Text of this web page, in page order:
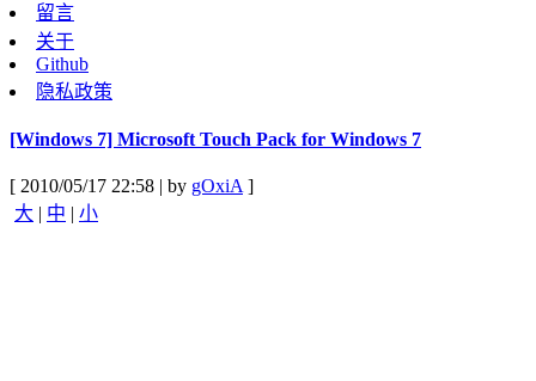
留言
关于
Github
隐私政策
[Windows 7] Microsoft Touch Pack for Windows 7
[ 2010/05/17 22:58 | by gOxiA]
大 | 中 | 小